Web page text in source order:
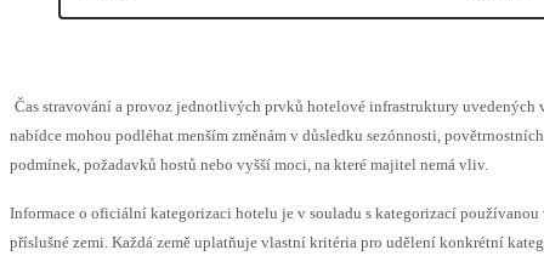
Čas stravování a provoz jednotlivých prvků hotelové infrastruktury uvedených
nabídce mohou podléhat menším změnám v důsledku sezónnosti, povětrnostních
podmínek, požadavků hostů nebo vyšší moci, na které majitel nemá vliv.
Informace o oficiální kategorizaci hotelu je v souladu s kategorizací používanou
příslušné zemi. Každá země uplatňuje vlastní kritéria pro udělení konkrétní